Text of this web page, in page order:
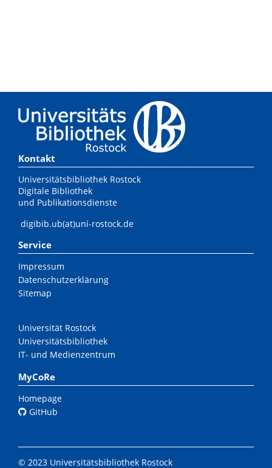
Kontakt
Universitätsbibliothek Rostock
Digitale Bibliothek
und Publikationsdienste
digibib.ub(at)uni-rostock.de
Service
Impressum
Datenschutzerklärung
Sitemap
Universität Rostock
Universitätsbibliothek
IT- und Medienzentrum
MyCoRe
Homepage
GitHub
© 2023 Universitätsbibliothek Rostock